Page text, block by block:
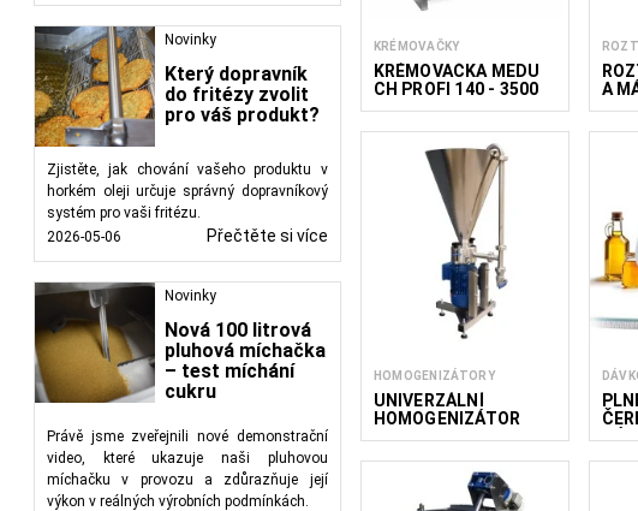
Novinky
Který dopravník
do fritézy zvolit
pro váš produkt?
Zjistěte, jak chování vašeho produktu v
horkém oleji určuje správný dopravníkový
systém pro vaši fritézu.
2026-05-06
Přečtěte si více
Novinky
Nová 100 litrová
pluhová míchačka
– test míchání
cukru
Právě jsme zveřejnili nové demonstrační
video, které ukazuje naši pluhovou
míchačku v provozu a zdůrazňuje její
výkon v reálných výrobních podmínkách.
KRÉMOVAČKY
KRÉMOVAČKA MEDU
CH PROFI 140 - 3500
KG
A
HOMOGENIZÁTORY
UNIVERZÁLNÍ
HOMOGENIZÁTOR
AHU 10